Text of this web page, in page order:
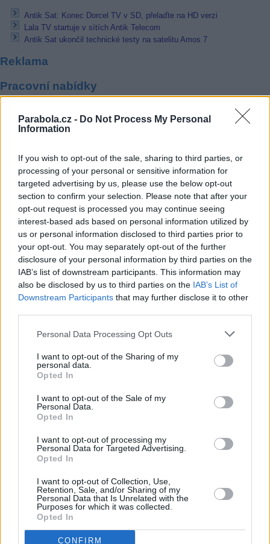
Parabola.cz - Do Not Process My Personal
Information
If you wish to opt-out of the sale, sharing to third parties, or
processing of your personal or sensitive information for
targeted advertising by us, please use the below opt-out
section to confirm your selection. Please note that after your
opt-out request is processed you may continue seeing
interest-based ads based on personal information utilized by
us or personal information disclosed to third parties prior to
your opt-out. You may separately opt-out of the further
disclosure of your personal information by third parties on the
IAB’s list of downstream participants. This information may
also be disclosed by us to third parties on the IAB’s List of
Downstream Participants that may further disclose it to other
Personal Data Processing Opt Outs
I want to opt-out of the Sharing of my
personal data.
Opted In
I want to opt-out of the Sale of my
Personal Data.
Opted In
I want to opt-out of processing my
Personal Data for Targeted Advertising.
Opted In
I want to opt-out of Collection, Use,
Retention, Sale, and/or Sharing of my
Personal Data that Is Unrelated with the
Purposes for which it was collected.
Opted In
CONFIRM
Antik Sat: Konec Dorcel TV v SD, přelaďte na HD verzi
Lala TV startuje v sítích Antik Telecom
Antik Sat ukončil technické testy na satelitu Amos 7
Reklama
Pracovní nabídky
Bosch Powertrain s.r.o. Jihlava • linkový střídač • mzda
48.400 Kč • příspěvek na ubytování (Jihlava, okres Jihlava)
07.08.2026 -
07.08.2026 - Specialista pro elektronická zařízení údržby (m/ž) (tř.
Klementa 869, Mladá Boleslav II)
06.08.2026 -Bosch Powertrain s.r.o. Jihlava • CNC operátor• mzda
Kč • náborový bonus 50.000 Kč • příspěvek na ubytování (Jihlava,
Jihlava)
06.08.2026 -Bosch Powertrain s.r.o. • montážní dělník • mzda 44.700
týdenní zálohy na mzdu 2.000 Kč (Jihlava, okres Jihlava)
... další nabídky zaměstnání
Vybrané články
Prima sport - co nabídne v prvním
Dovolená u moře•Bazény